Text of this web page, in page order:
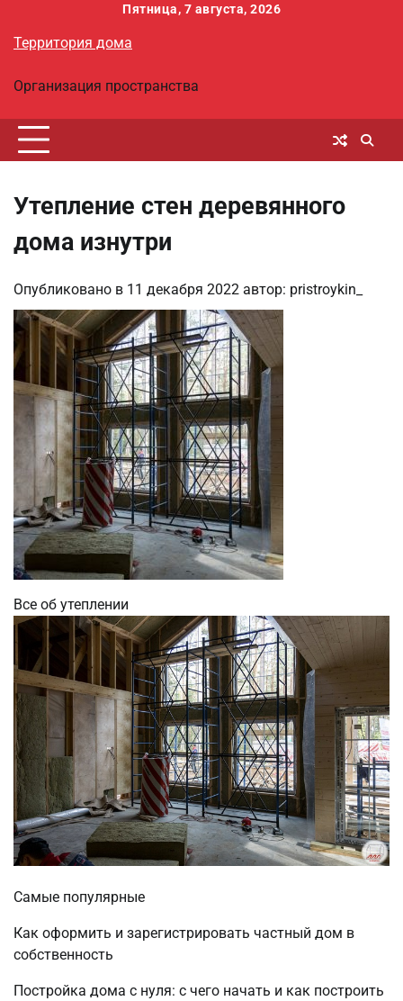
содержимому
Пятница, 7 августа, 2026
Территория дома
Организация пространства
Утепление стен деревянного
дома изнутри
Опубликовано в 11 декабря 2022 автор: pristroykin_
Все об утеплении
Самые популярные
Как оформить и зарегистрировать частный дом в
собственность
Постройка дома с нуля: с чего начать и как построить